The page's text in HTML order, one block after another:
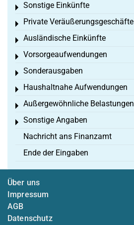
Sonstige Einkünfte
Toggle menu
Private Veräußerungsgeschäfte
Toggle menu
Ausländische Einkünfte
Toggle menu
Vorsorgeaufwendungen
Toggle menu
Sonderausgaben
Toggle menu
Haushaltnahe Aufwendungen
Toggle menu
Außergewöhnliche Belastungen
Toggle menu
Sonstige Angaben
Toggle menu
Nachricht ans Finanzamt
Ende der Eingaben
Über uns
Impressum
AGB
Datenschutz